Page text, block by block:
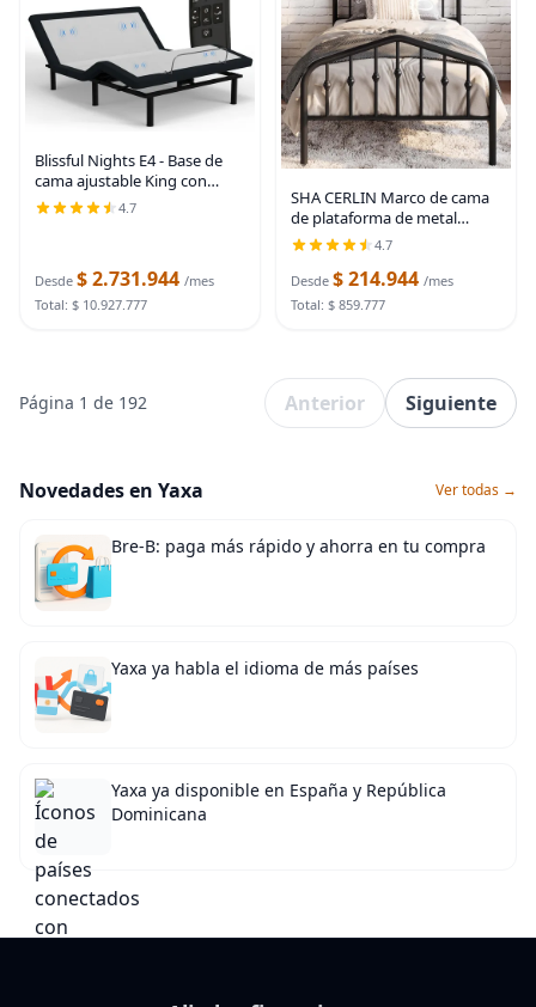
Blissful Nights E4 - Base de
cama ajustable King con
masaje, anti ronquidos,
gravedad cero, carga USB
4.7
Desde $ 2.731.944 /mes
Total: $ 10.927.777
SHA CERLIN Marco de cama
de plataforma de metal
tamaño individual con
cabecero/estribo de hierro
forjado estilo victoriano, no
requiere somier, Negro
4.7
Desde $ 214.944 /mes
Total: $ 859.777
Página 1 de 192 Anterior Siguiente
Novedades en Yaxa Ver todas →
Bre-B: paga más rápido y ahorra en tu compra
Yaxa ya habla el idioma de más países
Yaxa ya disponible en España y República
Dominicana